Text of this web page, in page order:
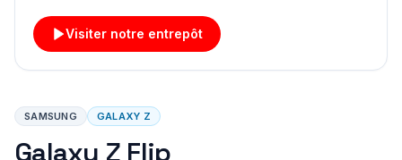
Visiter notre entrepôt
SAMSUNG GALAXY Z
Galaxy Z Flip